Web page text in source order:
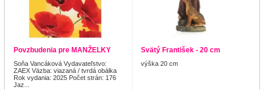
Povzbudenia pre MANŽELKY
Soňa Vancáková Vydavateľstvo:
ZAEX Väzba: viazaná / tvrdá obálka
Rok vydania: 2025 Počet strán: 176
Jaz...
Svätý František - 20 cm
výška 20 cm